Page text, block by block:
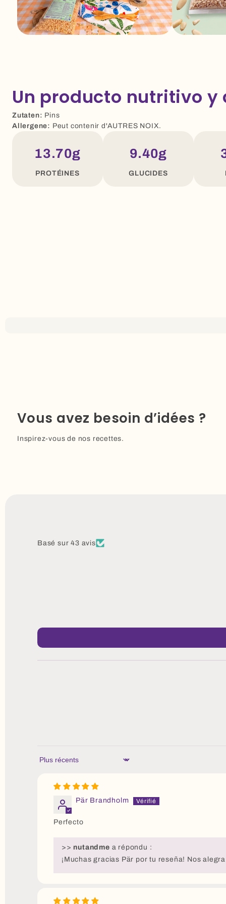
Un producto nutritivo y
Zutaten: Pins
Allergene: Peut contenir d'AUTRES NOIX.
13.70g
PROTÉINES
9.40g
GLUCIDES
Vous avez besoin d’idées ?
Inspirez-vous de nos recettes.
Basé sur 43 avis
Sort by
Pär Brandholm
Perfecto
>> nutandme a répondu :
¡Muchas gracias Pär por tu reseña! Nos